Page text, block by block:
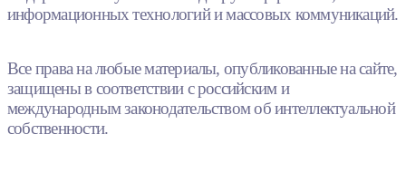
информационных технологий и массовых коммуникаций.
Все права на любые материалы, опубликованные на сайте,
защищены в соответствии с российским и
международным законодательством об интеллектуальной
собственности.